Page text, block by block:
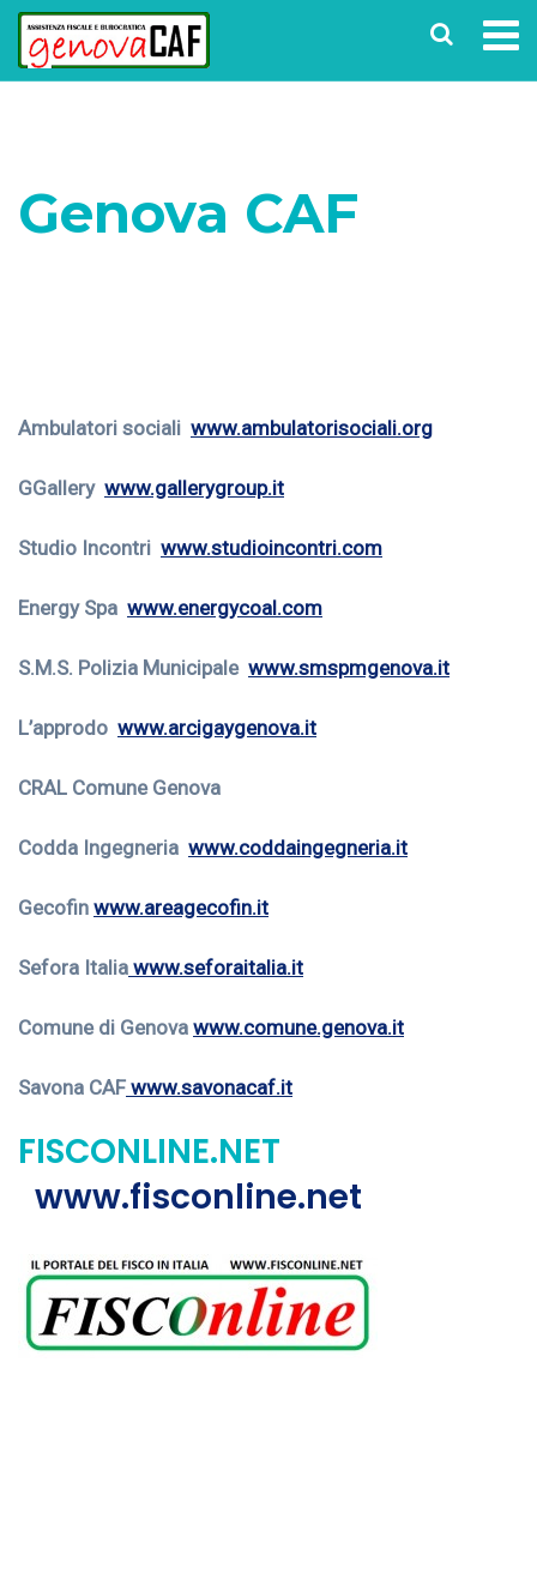
Genova CAF
Ambulatori sociali www.ambulatorisociali.org
GGallery www.gallerygroup.it
Studio Incontri www.studioincontri.com
Energy Spa www.energycoal.com
S.M.S. Polizia Municipale www.smspmgenova.it
L’approdo www.arcigaygenova.it
CRAL Comune Genova
Codda Ingegneria www.coddaingegneria.it
Gecofin www.areagecofin.it
Sefora Italia www.seforaitalia.it
Comune di Genova www.comune.genova.it
Savona CAF www.savonacaf.it
FISCONLINE.NET
www.fisconline.net